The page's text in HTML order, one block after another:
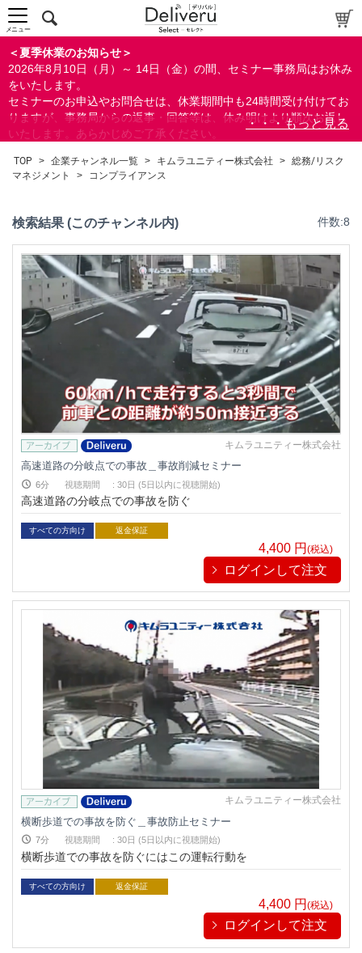
＜夏季休業のお知らせ＞
2026年8月10日（月）～ 14日（金）の間、セミナー事務局はお休み
をいたします。
セミナーのお申込やお問合せは、休業期間中も24時間受け付けてお
りますが、事務局からの返事・回答等は、休み明けより順次お返し
いたします。あらかじめご了承ください。
ができます。
メニュー
TOP > 企業チャンネル一覧 > キムラユニティー株式会社 > 総務/リスク
マネジメント
> コンプライアンス
検索結果 (このチャンネル内) 件数:8
キムラユニティー株式会社
高速道路の分岐点での事故＿事故削減セミナー
6分 視聴期間 : 30日 (5日以内に視聴開始)
高速道路の分岐点での事故を防ぐ
すべての方向け 返金保証
4,400 円 (税込)
ログインして注文
キムラユニティー株式会社
横断歩道での事故を防ぐ＿事故防止セミナー
7分 視聴期間 : 30日 (5日以内に視聴開始)
横断歩道での事故を防ぐにはこの運転行動を
すべての方向け 返金保証
4,400 円(税込)
ログインして注文